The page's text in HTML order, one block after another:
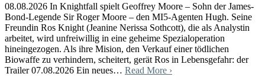
08.08.2026 In Knightfall spielt Geoffrey Moore – Sohn der James-
Bond-Legende Sir Roger Moore – den MI5-Agenten Hugh. Seine
Freundin Ros Knight (Jeanine Nerissa Sothcott), die als Analystin
arbeitet, wird unfreiwillig in eine geheime Spezialoperation
hineingezogen. Als ihre Mision, den Verkauf einer tödlichen
Biowaffe zu verhindern, scheitert, gerät Ros in Lebensgefahr: der
Trailer 07.08.2026 Ein neues… Read More ›